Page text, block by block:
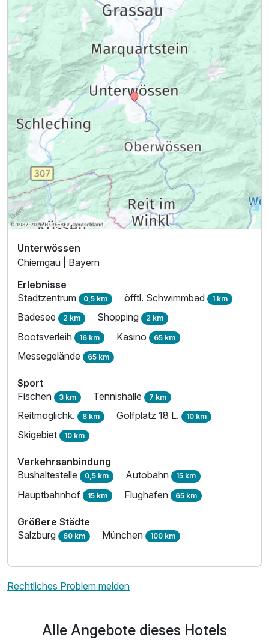
Unterwössen
Chiemgau | Bayern
Erlebnisse
Stadtzentrum 0,5 km öfftl. Schwimmbad 1 km
Badesee 2 km Shopping 2 km
Bootsverleih 16 km Kasino 65 km
Messegelände 65 km
Sport
Fischen 3 km Tennishalle 7 km
Reitmöglichk. 8 km Golfplatz 18 L. 10 km
Skigebiet 10 km
Verkehrsanbindung
Bushaltestelle 0,5 km Autobahn 15 km
Hauptbahnhof 15 km Flughafen 65 km
Größere Städte
Salzburg 60 km München 100 km
Rechtliches Problem melden
Alle Angebote dieses Hotels